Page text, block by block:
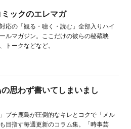
ックのエレマガ
応の「観る・聴く・読む」全部入りハイ
ルマガジン。ここだけの彼らの秘蔵映
トークなどなど。
思わず書いてしまいまし
」プチ鹿島が圧倒的なキレとコクで「メル
目指す毎週更新のコラム集。「時事芸